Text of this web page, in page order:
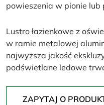
powieszenia w pionie lub
Lustro łazienkowe z
w ramie metalowej
najwyższa jakość
podświetlane ledowe
ZAPYTAJ O